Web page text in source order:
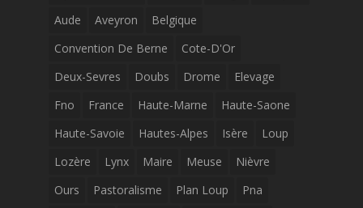
Aude
Aveyron
Belgique
Convention De Berne
Cote-D'Or
Deux-Sevres
Doubs Drome
Elevage
Fno
France Haute-Marne
Haute-Saone
Haute-Savoie
Hautes-Alpes Isère
Loup
Lozère
Lynx Maire Meuse
Nièvre
Ours
Pastoralisme Plan Loup
Pna